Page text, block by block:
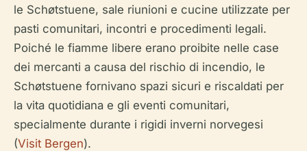
le Schøtstuene, sale riunioni e cucine utilizzate per
pasti comunitari, incontri e procedimenti legali.
Poiché le fiamme libere erano proibite nelle case
dei mercanti a causa del rischio di incendio, le
Schøtstuene fornivano spazi sicuri e riscaldati per
la vita quotidiana e gli eventi comunitari,
specialmente durante i rigidi inverni norvegesi
(Visit Bergen).